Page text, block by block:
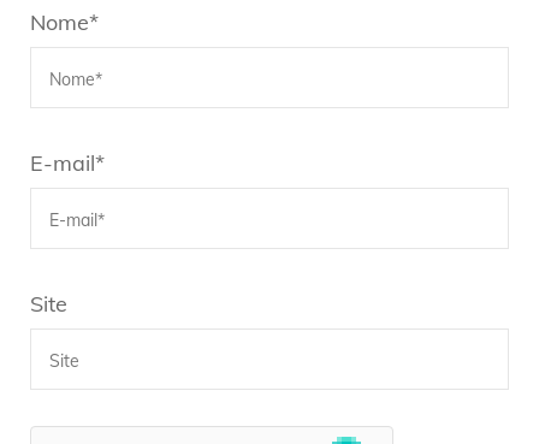
Nome*
E-mail*
Site